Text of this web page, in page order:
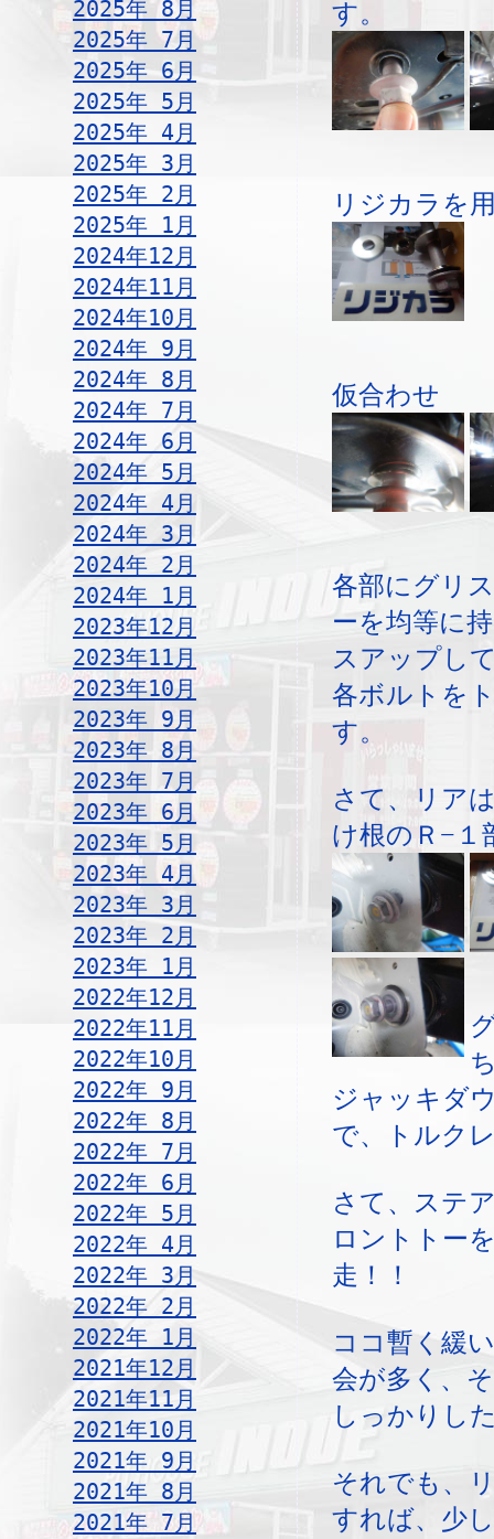
2025年 8月
2025年 7月
2025年 6月
2025年 5月
2025年 4月
2025年 3月
2025年 2月
2025年 1月
2024年12月
2024年11月
2024年10月
2024年 9月
2024年 8月
2024年 7月
2024年 6月
2024年 5月
2024年 4月
2024年 3月
2024年 2月
2024年 1月
2023年12月
2023年11月
2023年10月
2023年 9月
2023年 8月
2023年 7月
2023年 6月
2023年 5月
2023年 4月
2023年 3月
2023年 2月
2023年 1月
2022年12月
2022年11月
2022年10月
2022年 9月
2022年 8月
2022年 7月
2022年 6月
2022年 5月
2022年 4月
2022年 3月
2022年 2月
2022年 1月
2021年12月
2021年11月
2021年10月
2021年 9月
2021年 8月
2021年 7月
す。
リジカラを
仮合わせ
各部にグリ
ーを均等に
スアップし
各ボルトを
す。
さて、リア
け根のＲ−１
ジャッキダ
で、トルク
さて、ステ
ロントトー
走！！
ココ暫く緩
会が多く、
しっかりし
それでも、
すれば、少